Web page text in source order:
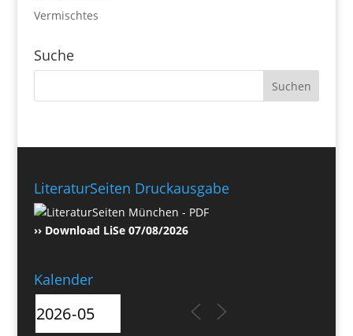
Vermischtes
Suche
LiteraturSeiten Druckausgabe
›› Download LiSe 07/08/2026
Kalender